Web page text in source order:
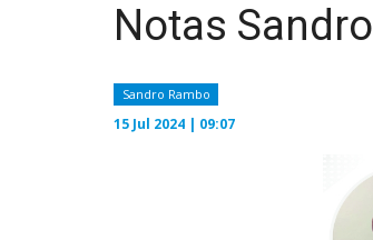
Notas Sandro
Sandro Rambo
15 Jul 2024 | 09:07